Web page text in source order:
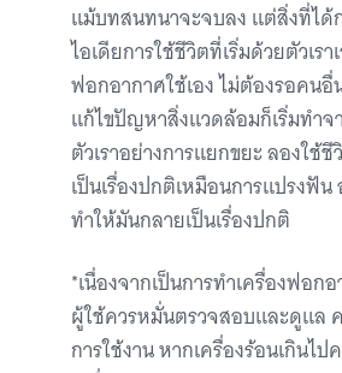
แม้บทสนทนาจะจบลง แต่สิ่งที่ได้
ไอเดียการใช้ชีวิตที่เริ่มด้วยตัวเรา
ฟอกอากาศใช้เอง ไม่ต้องรอคนอื่
แก้ไขปัญหาสิ่งแวดล้อมก็เริ่มทำ
ตัวเราอย่างการแยกขยะ ลองใช้
เป็นเรื่องปกติเหมือนการแปรงฟัน
ทำให้มันกลายเป็นเรื่องปกติ
*เนื่องจากเป็นการทำเครื่องฟอก
ผู้ใช้ควรหมั่นตรวจสอบและดูแล
การใช้งาน หากเครื่องร้อนเกินไ